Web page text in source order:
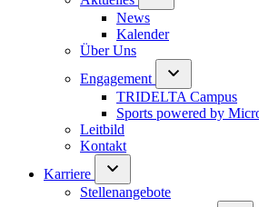
News
Kalender
Über Uns
Engagement
TRIDELTA Campus
Sports powered by
Leitbild
Kontakt
Karriere
Stellenangebote